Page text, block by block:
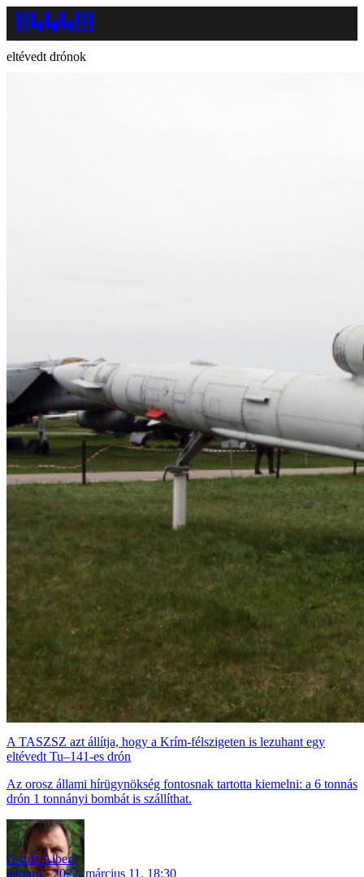
eltévedt drónok
A TASZSZ azt állítja, hogy a Krím-félszigeten is lezuhant egy
eltévedt Tu–141-es drón
Az orosz állami hírügynökség fontosnak tartotta kiemelni: a 6 tonnás
drón 1 tonnányi bombát is szállíthat.
Gazda Albert
háború
2022. március 11. 18:30